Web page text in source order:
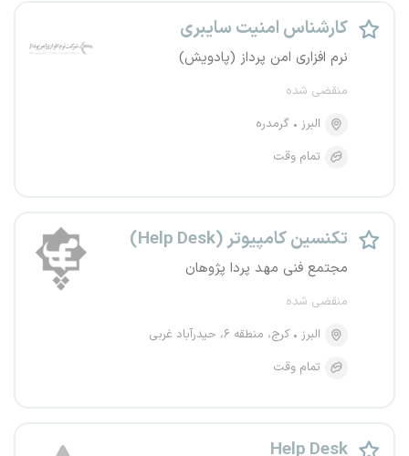
کارشناس امنیت سایبری
نرم افزاری امن پرداز (پادویش)
منقضی شده
البرز
گرمدره
تمام وقت
تکنسین کامپیوتر (Help Desk)
مجتمع فنی مهد پردا پژوهان
منقضی شده
البرز
کرج، منطقه ۶، حیدرآباد غربی
تمام وقت
Help Desk